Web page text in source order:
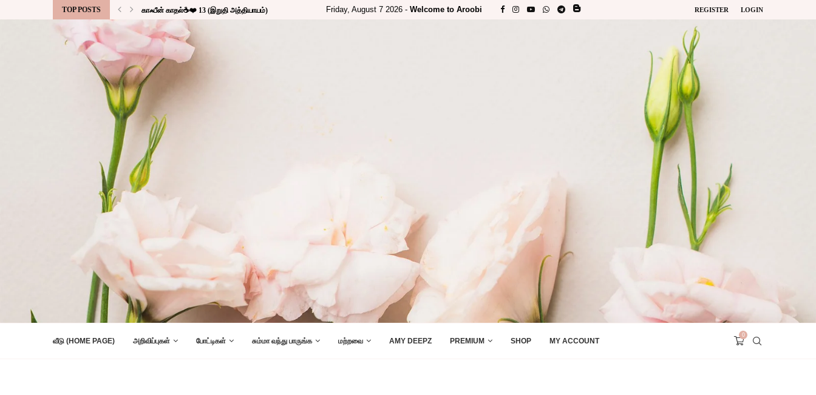
TOP POSTS காஃபீன் காதல்☕❤️ 13 (இறுதி அத்தியாயம்) Friday, August 7 2026 - Welcome to Aroobi REGISTER LOGIN
வீடு (HOME PAGE) அறிவிப்புகள் போட்டிகள் சும்மா வந்து பாருங்க மற்றவை AMY DEEPZ PREMIUM SHOP MY ACCOUNT
0